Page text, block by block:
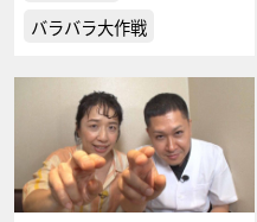
バラバラ大作戦